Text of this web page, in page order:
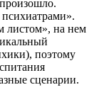
листом», на нем
поэтому
сценарии.